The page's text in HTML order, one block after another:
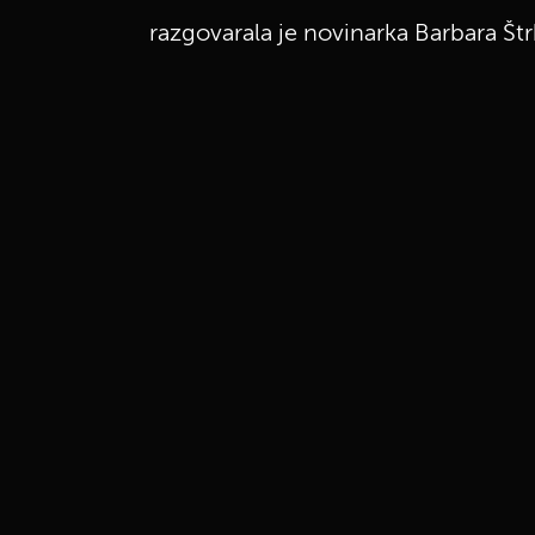
razgovarala je novinarka Barbara